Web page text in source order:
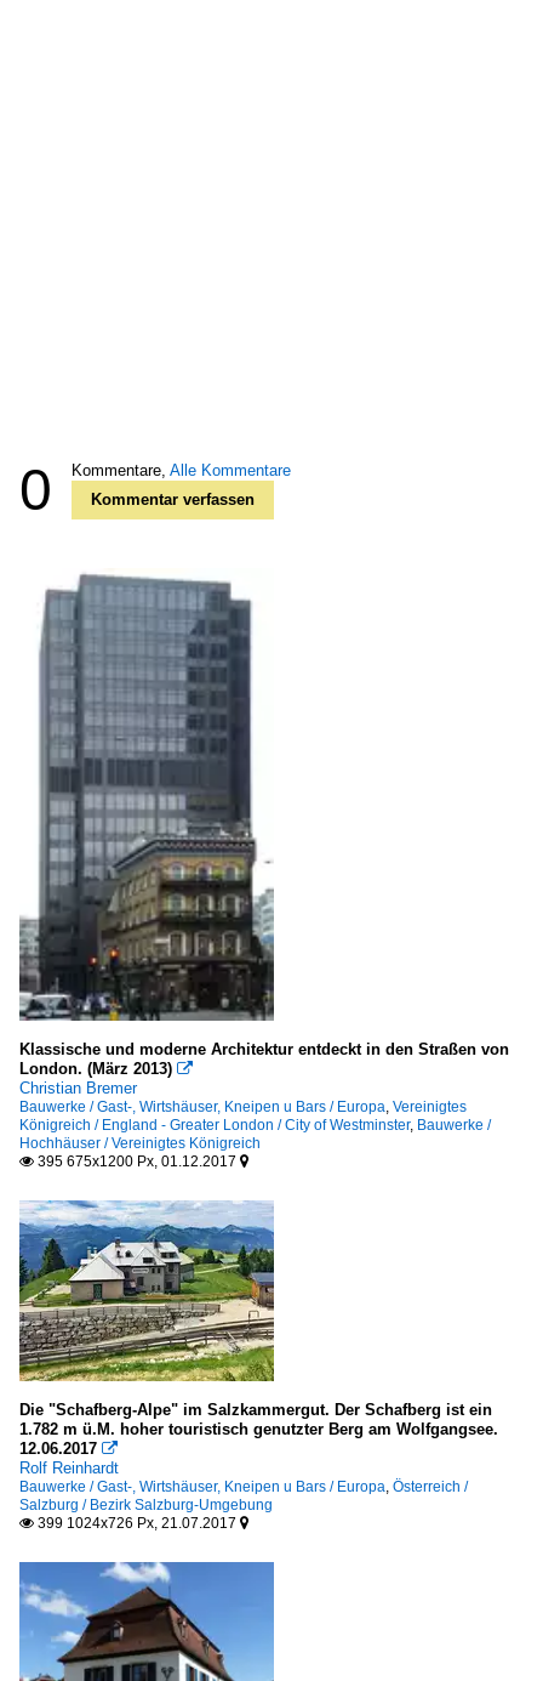
0 Kommentare, Alle Kommentare
Kommentar verfassen
Klassische und moderne Architektur entdeckt in den Straßen von
London. (März 2013) 
Christian Bremer
Bauwerke / Gast-, Wirtshäuser, Kneipen u Bars / Europa, Vereinigtes
Königreich / England - Greater London / City of Westminster, Bauwerke /
Hochhäuser / Vereinigtes Königreich
 395 675x1200 Px, 01.12.2017 
Die "Schafberg-Alpe" im Salzkammergut. Der Schafberg ist ein
1.782 m ü.M. hoher touristisch genutzter Berg am Wolfgangsee.
12.06.2017 
Rolf Reinhardt
Bauwerke / Gast-, Wirtshäuser, Kneipen u Bars / Europa, Österreich /
Salzburg / Bezirk Salzburg-Umgebung
 399 1024x726 Px, 21.07.2017 